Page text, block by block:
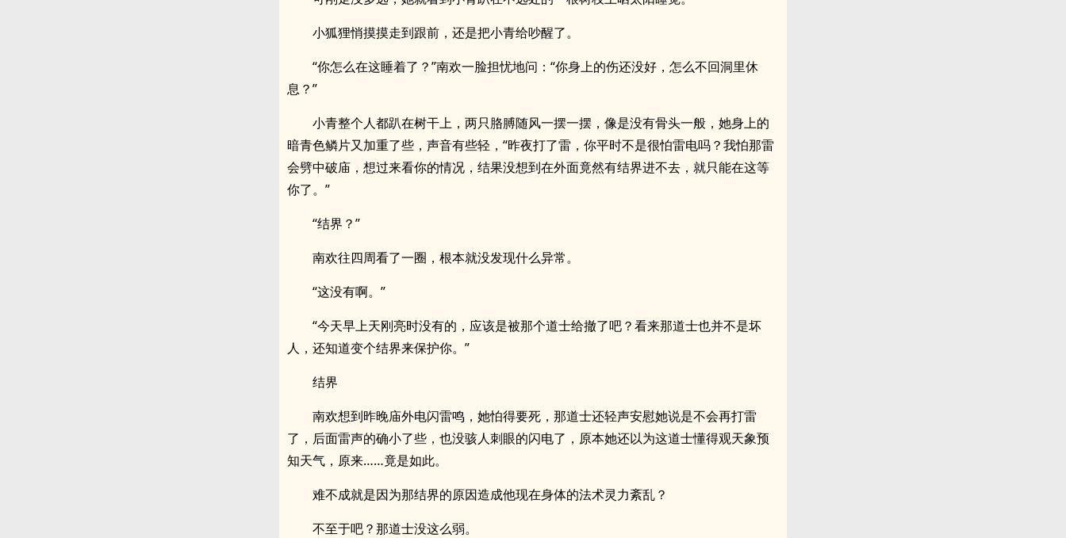
小狐狸悄摸摸走到跟前，还是把小青给吵醒了。
“你怎么在这睡着了？”南欢一脸担忧地问：“你身上的伤还没好，怎么不回洞里休
息？”
小青整个人都趴在树干上，两只胳膊随风一摆一摆，像是没有骨头一般，她身上的
暗青色鳞片又加重了些，声音有些轻，“昨夜打了雷，你平时不是很怕雷电吗？我怕那雷
会劈中破庙，想过来看你的情况，结果没想到在外面竟然有结界进不去，就只能在这等
你了。”
“结界？”
南欢往四周看了一圈，根本就没发现什么异常。
“这没有啊。”
“今天早上天刚亮时没有的，应该是被那个道士给撤了吧？看来那道士也并不是坏
人，还知道变个结界来保护你。”
结界
南欢想到昨晚庙外电闪雷鸣，她怕得要死，那道士还轻声安慰她说是不会再打雷
了，后面雷声的确小了些，也没骇人刺眼的闪电了，原本她还以为这道士懂得观天象预
知天气，原来……竟是如此。
难不成就是因为那结界的原因造成他现在身体的法术灵力紊乱？
不至于吧？那道士没这么弱。